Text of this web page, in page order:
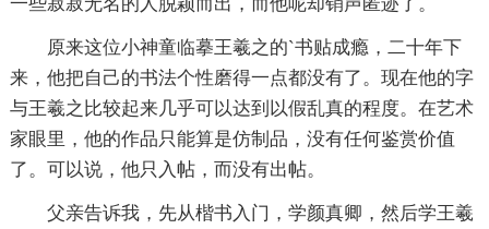
原来这位小神童临摹王羲之的`书贴成瘾，二十年下
来，他把自己的书法个性磨得一点都没有了。现在他的字
与王羲之比较起来几乎可以达到以假乱真的程度。在艺术
家眼里，他的作品只能算是仿制品，没有任何鉴赏价值
了。可以说，他只入帖，而没有出帖。
父亲告诉我，先从楷书入门，学颜真卿，然后学王羲